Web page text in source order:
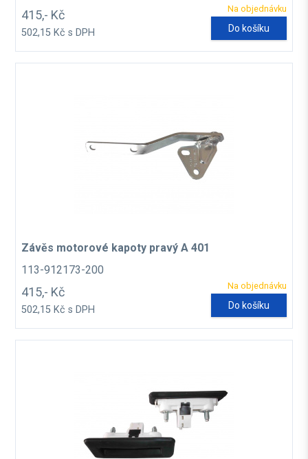
Na objednávku
415,- Kč
502,15 Kč s DPH Do košíku
Závěs motorové kapoty pravý A 401
113-912173-200
Na objednávku
415,- Kč
502,15 Kč s DPH Do košíku